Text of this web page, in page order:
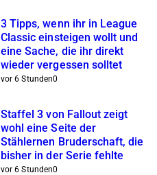
3 Tipps, wenn ihr in League
Classic einsteigen wollt und
eine Sache, die ihr direkt
wieder vergessen solltet
vor 6 Stunden0
Staffel 3 von Fallout zeigt
wohl eine Seite der
Stählernen Bruderschaft, die
bisher in der Serie fehlte
vor 6 Stunden0